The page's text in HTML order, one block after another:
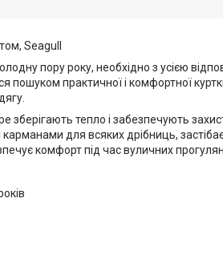
Seagull
пору року, необхідно з усією
пошуком практичної і комфортної
зберігають тепло і забезпечують
для всяких дрібниць,
комфорт під час вуличних